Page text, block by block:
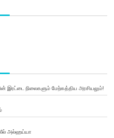
இரட்டை நிலைகளும் மேற்கத்திய அரசியலும்!
அல்ஹய்யா